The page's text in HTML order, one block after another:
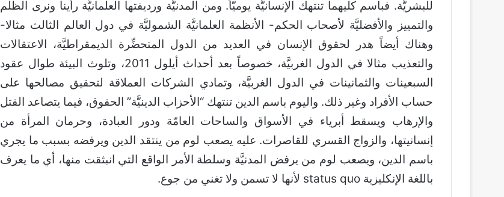
للبشريَّة. فباسم كليهما تنتهك الإنسانيَّة يوميّاً. ومن المدنيَّة ورديفتها العلمانيَّة رأينا ونرى الظلم
والتمييز والأفضليَّة لأصحاب الحكم- الأنظمة العلمانيَّة الشموليَّة في دول العالم الثالث مثالا-
وهناك أيضاً هدر لحقوق الإنسان في العديد من الدول المتحضِّرة الديمقراطيَّة، الاعتقالات
والتعذيب مثالا في الدول الغربيَّة، خصوصاً بعد أحداث أيلول 2011، وتلوث البيئة طوال عقود
السبعينات والثمانينات في الدول الغربيَّة، وتمادي الشركات العملاقة لتحقيق مصالحها على
حساب الأفراد وغير ذلك. واليوم باسم الدين تنتهك “الأحزاب الدينيَّة” الحقوق، فيما يتصاعد القتل
والإرهاب ويسقط أبرياء في الأسواق والساحات العامّة ودور العبادة، وحرمان المرأة من
إنسانيتها، والزواج القسري للقاصرات. عليه يصعب لوم من ينتقد الدين ويرفضه بسبب ما يجري
باسم الدين، ويصعب لوم من يرفض المدنيَّة وسلطة الأمر الواقع التي انبثقت منها، أي ما يعرف
باللغة الإنكليزية status quo لأنها لا تسمن ولا تغني من جوع.